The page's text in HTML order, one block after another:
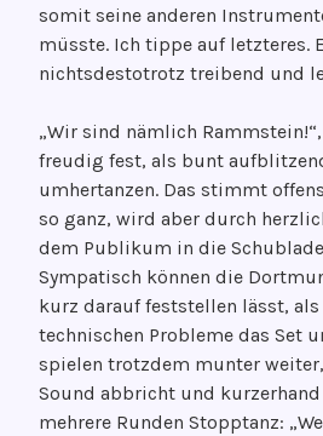
somit seine anderen
müsste. Ich tippe auf letzteres.
nichtsdestotrotz treibend und
„Wir sind nämlich
freudig fest, als bunt
umhertanzen. Das stimmt
so ganz, wird aber durch
dem Publikum in die
Sympatisch können die
kurz darauf feststellen lässt, als
technischen Probleme das Set
spielen trotzdem munter
Sound abbricht und
mehrere Runden Stopptanz: